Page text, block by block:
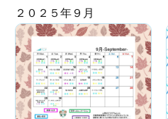
２０２５年９月